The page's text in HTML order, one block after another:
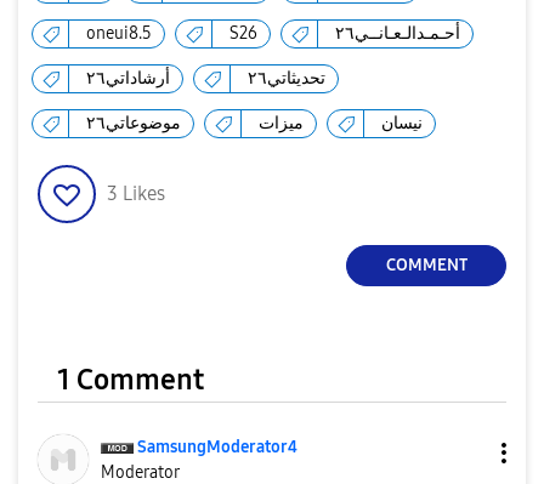
oneui8.5 S26 أحـمـدالـعـانــي٢٦
أرشاداتي٢٦ تحديثاتي٢٦
موضوعاتي٢٦ ميزات نيسان
3 Likes
COMMENT
1 Comment
SamsungModerator4
Moderator